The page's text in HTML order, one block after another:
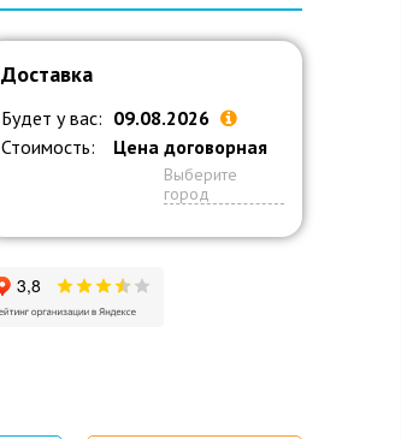
Доставка
Будет у вас: 09.08.2026
Стоимость:
Цена договорная
Выберите
город